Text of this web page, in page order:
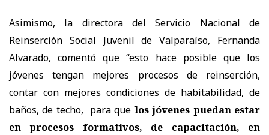
Asimismo, la directora del Servicio Nacional de
Reinserción Social Juvenil de Valparaíso, Fernanda
Alvarado, comentó que “esto hace posible que los
jóvenes tengan mejores procesos de reinserción,
contar con mejores condiciones de habitabilidad, de
baños, de techo, para que los jóvenes puedan estar
en procesos formativos, de capacitación, en